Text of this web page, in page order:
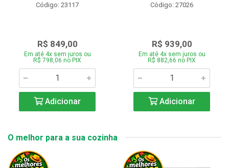
Código: 23117
R$ 849,00
Em até 4x sem juros ou
R$ 798,06 no PIX
Adicionar
Código: 27026
R$ 939,00
Em até 4x sem juros ou
R$ 882,66 no PIX
Adicionar
O melhor para a sua cozinha